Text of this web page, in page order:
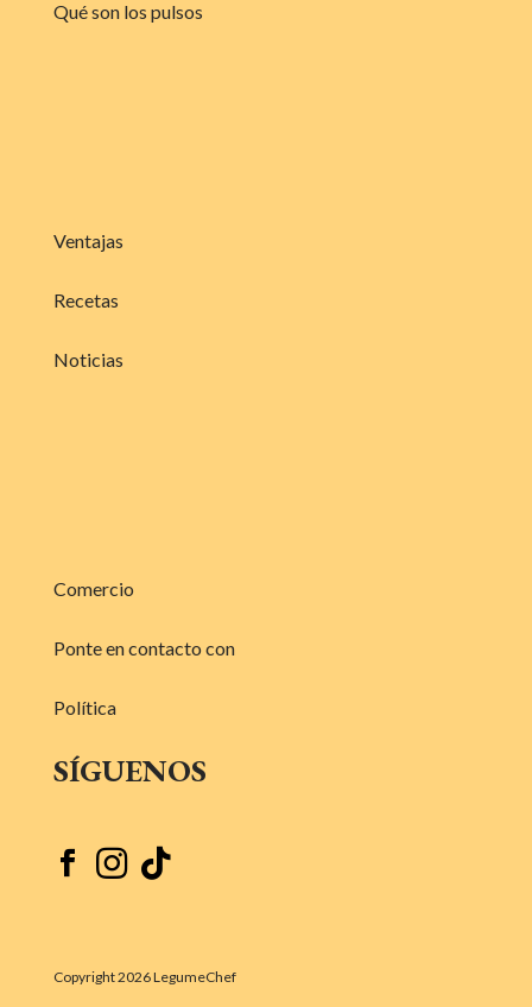
Qué son los pulsos
Ventajas
Recetas
Noticias
Comercio
Ponte en contacto con
Política
SÍGUENOS
  
Copyright 2026 LegumeChef